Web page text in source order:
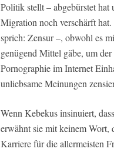
Politik stellt – abgebürstet
Migration noch verschärft
sprich: Zensur –, obwohl es
genügend Mittel gäbe, um
Pornographie im Internet
unliebsame Meinungen
Wenn Kebekus insinuiert,
erwähnt sie mit keinem Wort,
Karriere für die allermeisten